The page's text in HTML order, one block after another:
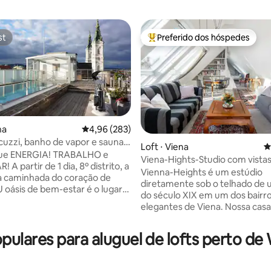
de 5, 183 avaliações
4,96 de uma avaliação média de 5, 283
4,96 (283)
banho de vapor e sauna!
o seu descanso
ENERGIA! TRABALHO e
A partir de 1 dia, 8º distrito, a
caminhada do coração de
oásis de bem-estar é o lugar
com sauna & Co., elegante
extravagante e cozinha
Entre os melhores preferidos
Preferido dos hóspedes
Loft ⋅ Viena
Viena-Hights-Studio com vistas
deslumbrantes de Viena
Vienna-Heights é um estúdio
diretamente sob o telhado de
do século XIX em um dos
elegantes de Viena. Nossa
ELEVADOR. Situa-se no 3º
será recompensado pela
para aluguel de lofts perto de